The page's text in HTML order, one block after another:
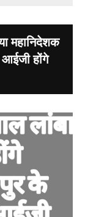
महानिदेशक
होंगे